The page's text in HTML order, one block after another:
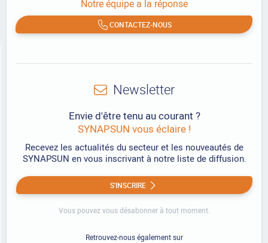
Notre équipe a la réponse
CONTACTEZ-NOUS
Newsletter
Envie d'être tenu au courant ?
SYNAPSUN vous éclaire !
Recevez les actualités du secteur et les nouveautés de
SYNAPSUN en vous inscrivant à notre liste de diffusion.
S'INSCRIRE
Vous pouvez vous désabonner à tout moment.
Retrouvez-nous également sur